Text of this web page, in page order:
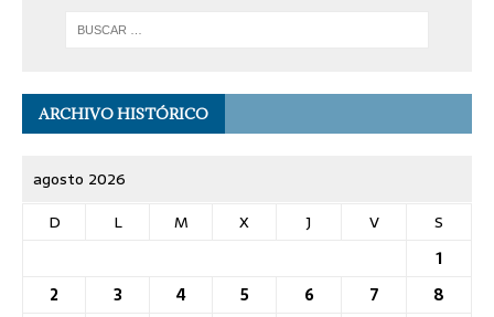
ARCHIVO HISTÓRICO
agosto 2026
D
L M X J V
S
1
2
3 4 5 6 7
8